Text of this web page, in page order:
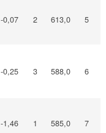
-0,07 2 613,0 5
-0,25 3 588,0 6
-1,46 1 585,0 7